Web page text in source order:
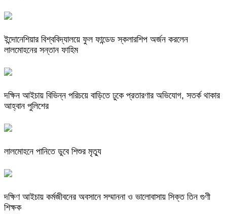
ইন্দোনেশিয়ার বিশ্ববিদ্যালয়ে ফুল ফান্ডেড স্কলারশিপ অর্জন করলেন
লালমোহনের সন্তান ফাহিম
দক্ষিন আইচায় ‎বিভিন্ন পরিচয়ে বাড়িতে ঢুকে প্রতারণার অভিযোগ, সতর্ক থাকার
আহ্বান পুলিশের
লালমোহনে পানিতে ডুবে শিশুর মৃত্যু
দক্ষিণ আইচায় কর্মজীবনের অবসানে সম্মাননা ও ভালোবাসায় সিক্ত তিন গুণী
শিক্ষক